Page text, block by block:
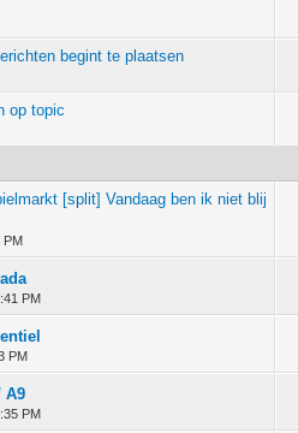
begint te plaatsen
op topic
[split] Vandaag ben ik niet blij
PM
PM
PM
A9
PM